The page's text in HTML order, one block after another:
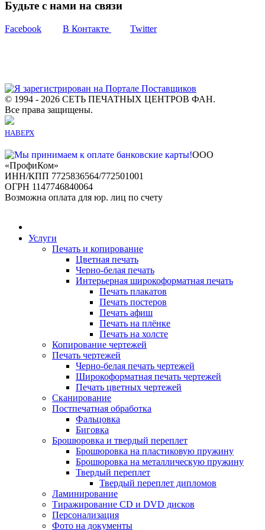
Будьте с нами на связи
Facebook В Контакте Twitter
© 1994 - 2026 СЕТЬ ПЕЧАТНЫХ ЦЕНТРОВ ФАН.
Все права защищены.
НАВЕРХ
ООО
«ПрофиКом»
ИНН/КПП 7725836564/772501001
ОГРН 1147746840064
Возможна оплата для юр. лиц по счету
Услуги
Печать и копирование
Цветная печать
Черно-белая печать
Интерьерная широкоформатная печать
Печать плакатов
Печать постеров
Печать афиш
Печать на плёнке
Печать на холсте
Копирование чертежей
Печать чертежей
Черно-белая печать чертежей
Широкоформатная печать чертежей
Печать цветных чертежей
Сканирование
Постпечатная обработка
Фальцовка
Биговка
Брошюровка и твердый переплет
Брошюровка на пластиковую пружину
Брошюровка на металлическую пружину
Твердый переплет
Твердый переплет дипломов
Ламинирование
Тиражирование CD и DVD дисков
Персонализация
Фото на документы